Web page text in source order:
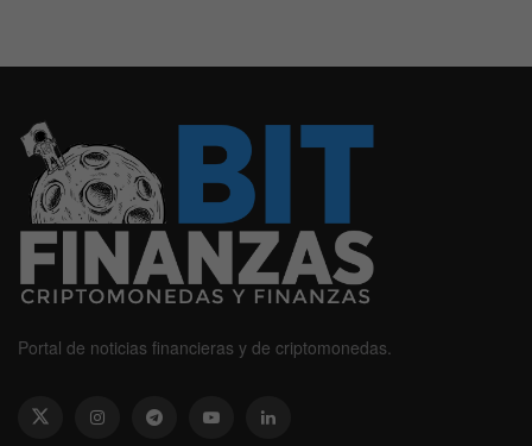
Portal de noticias financieras y de criptomonedas.